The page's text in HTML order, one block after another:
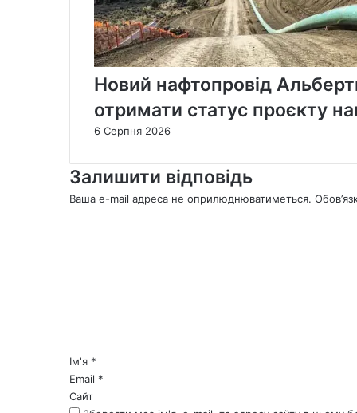
Новий нафтопровід
отримати статус проєкту
6 Серпня 2026
Залишити відповідь
Ваша e-mail адреса не оприлюднюватиметься.
*Ім'я *
Email *
Сайт